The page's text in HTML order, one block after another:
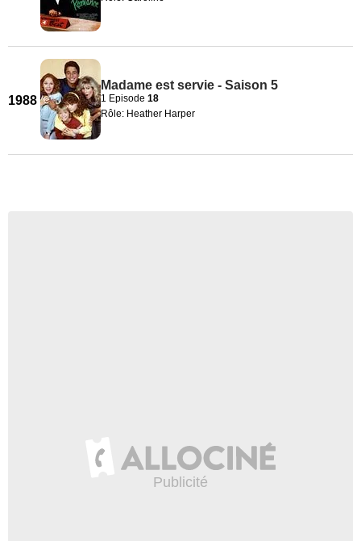
1988
Madame est servie - Saison 5
1 Episode 18
Rôle: Heather Harper